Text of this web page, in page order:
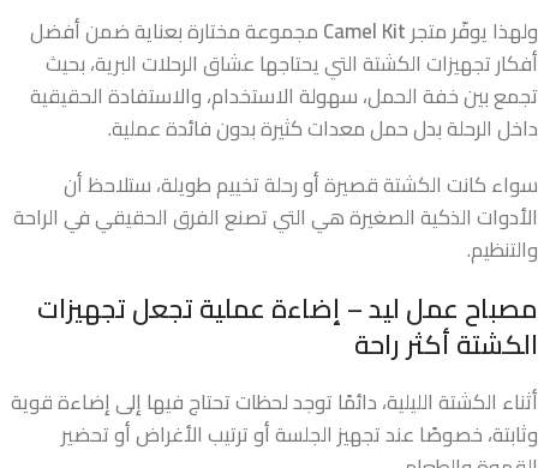
ولهذا يوفّر متجرCamel Kitمجموعة مختارة بعناية ضمن أفضل
أفكار تجهيزات الكشتة التي يحتاجها عشاق الرحلات البرية، بحيث
تجمع بين خفة الحمل، سهولة الاستخدام، والاستفادة الحقيقية
داخل الرحلة بدل حمل معدات كثيرة بدون فائدة عملية.
سواء كانت الكشتة قصيرة أو رحلة تخييم طويلة، ستلاحظ أن
الأدوات الذكية الصغيرة هي التي تصنع الفرق الحقيقي في الراحة
والتنظيم.
مصباح عمل ليد – إضاءة عملية تجعل تجهيزات
الكشتة أكثر راحة
أثناء الكشتة الليلية، دائمًا توجد لحظات تحتاج فيها إلى إضاءة قوية
وثابتة، خصوصًا عند تجهيز الجلسة أو ترتيب الأغراض أو تحضير